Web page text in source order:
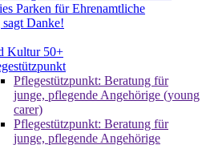
Parken für Ehrenamtliche
Danke!
Kultur 50+
Pflegestützpunkt: Beratung für
junge, pflegende Angehörige (young
carer)
Pflegestützpunkt: Beratung für
junge, pflegende Angehörige